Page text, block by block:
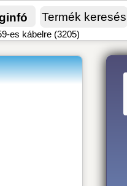
es kábelre (3205)